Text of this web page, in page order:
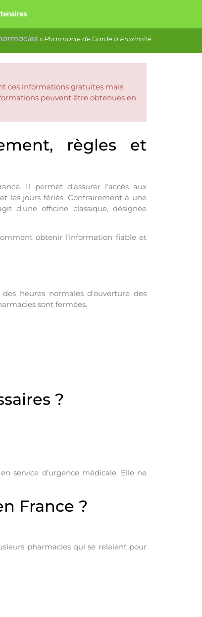
» Pharmacie de Garde à Proximité
ces informations gratuites mais
peuvent être obtenues en
règles et
Il permet d’assurer l’accès aux
les jours fériés. Contrairement à une
d’une officine classique, désignée
obtenir l’information fiable et
heures normales d’ouverture des
sont fermées.
?
service d’urgence médicale. Elle ne
France ?
pharmacies qui se relaient pour